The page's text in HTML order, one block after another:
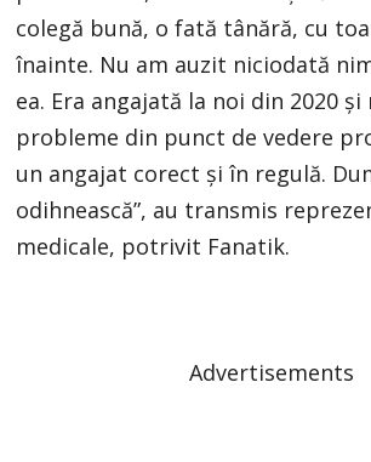
colegă bună, o fată tânără, cu
înainte. Nu am auzit niciodată
ea. Era angajată la noi din 2020 și
probleme din punct de vedere
un angajat corect și în regulă.
odihnească”, au transmis
medicale, potrivit Fanatik.
Advertisements